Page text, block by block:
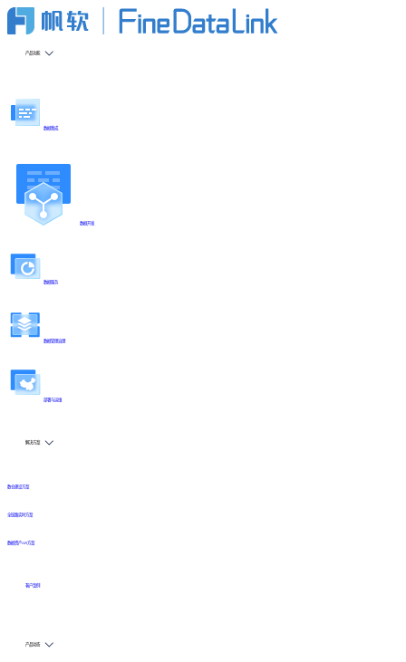
产品功能
数据集成
数据开发
数据服务
数据管理治理
部署与运维
解决方案
数仓建设方案
全链路实时方案
数据资产API方案
客户案例
产品动态